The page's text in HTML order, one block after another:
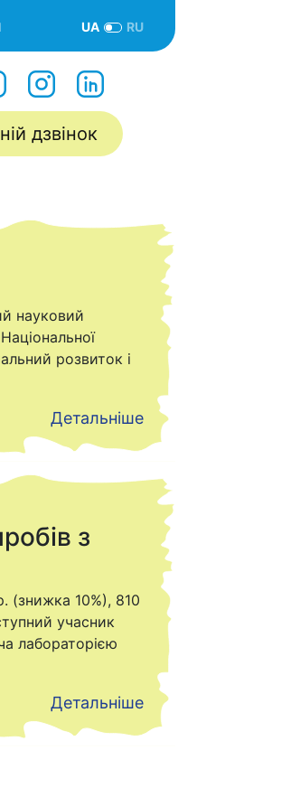
UA RU
дзвінок
науковий
розвиток і
Детальніше
з
(знижка 10%), 810
учасник
лабораторією
Детальніше